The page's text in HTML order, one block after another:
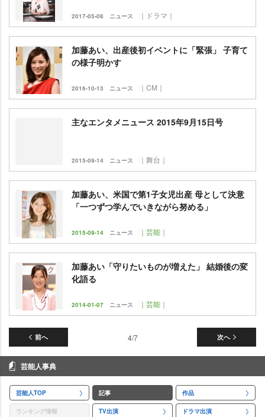
2017-05-08 ニュース ｜ドラマ｜
加藤あい、出産後初イベントに「緊張」 子育て
の様子明かす
2016-10-13 ニュース ｜CM｜
主なエンタメニュース 2015年9月15日号
2015-09-14 ニュース ｜舞台｜
加藤あい、米国で第1子女児出産 母として決意
「一つずつ学んでいきながら努める」
2015-09-14 ニュース ｜芸能｜
加藤あい「守りたいものが増えた」 結婚後の変
化語る
2014-01-07 ニュース ｜芸能｜
前へ 次へ
4/7
芸能人事典
芸能人TOP 記事 作品
ランキング情報 TV出演 ドラマ出演